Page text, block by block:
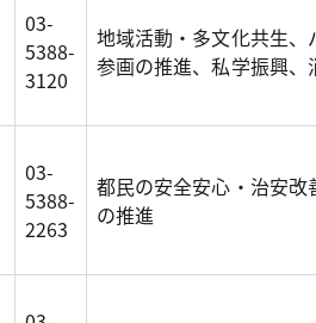
03-
5388-
3120
地域活動・多文化共生
参画の推進、私学振興、
03-
5388-
2263
都民の安全安心・治安
の推進